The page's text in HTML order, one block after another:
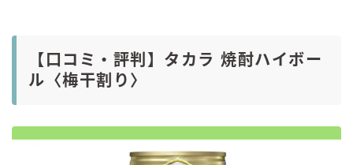
【口コミ・評判】タカラ 焼酎ハイボー
ル〈梅干割り〉
缶チューハイの売れ筋ランキングはこちら